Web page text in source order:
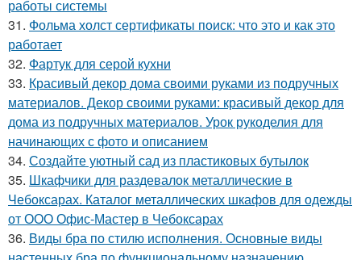
работы системы
31. Фольма холст сертификаты поиск: что это и как это
работает
32. Фартук для серой кухни
33. Красивый декор дома своими руками из подручных
материалов. Декор своими руками: красивый декор для
дома из подручных материалов. Урок рукоделия для
начинающих с фото и описанием
34. Создайте уютный сад из пластиковых бутылок
35. Шкафчики для раздевалок металлические в
Чебоксарах. Каталог металлических шкафов для одежды
от ООО Офис-Мастер в Чебоксарах
36. Виды бра по стилю исполнения. Основные виды